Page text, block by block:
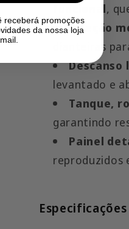
funcional,
Direção
dianteiras
levantado e
Tanque,
garantindo
Painel
reproduzidos
receberá promoções
da nossa loja